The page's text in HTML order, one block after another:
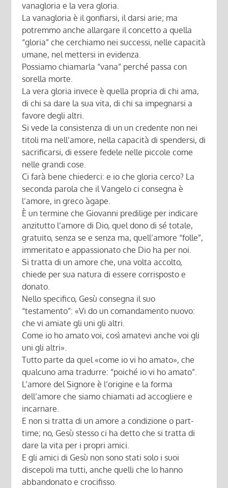
vanagloria e la vera gloria.
La vanagloria è il gonfiarsi, il darsi arie; ma
potremmo anche allargare il concetto a quella
“gloria” che cerchiamo nei successi, nelle capacità
umane, nel mettersi in evidenza.
Possiamo chiamarla “vana” perché passa con
sorella morte.
La vera gloria invece è quella propria di chi ama,
di chi sa dare la sua vita, di chi sa impegnarsi a
favore degli altri.
Si vede la consistenza di un un credente non nei
titoli ma nell’amore, nella capacità di spendersi, di
sacrificarsi, di essere fedele nelle piccole come
nelle grandi cose.
Ci farà bene chiederci: e io che gloria cerco? La
seconda parola che il Vangelo ci consegna è
l’amore, in greco àgape.
È un termine che Giovanni predilige per indicare
anzitutto l’amore di Dio, quel dono di sé totale,
gratuito, senza se e senza ma, quell’amore “folle”,
immeritato e appassionato che Dio ha per noi.
Si tratta di un amore che, una volta accolto,
chiede per sua natura di essere corrisposto e
donato.
Nello specifico, Gesù consegna il suo
“testamento”: «Vi do un comandamento nuovo:
che vi amiate gli uni gli altri.
Come io ho amato voi, così amatevi anche voi gli
uni gli altri».
Tutto parte da quel «come io vi ho amato», che
qualcuno ama tradurre: “poiché io vi ho amato”.
L’amore del Signore è l’origine e la forma
dell’amore che siamo chiamati ad accogliere e
incarnare.
E non si tratta di un amore a condizione o part-
time; no, Gesù stesso ci ha detto che si tratta di
dare la vita per i propri amici.
E gli amici di Gesù non sono stati solo i suoi
discepoli ma tutti, anche quelli che lo hanno
abbandonato e crocifisso.